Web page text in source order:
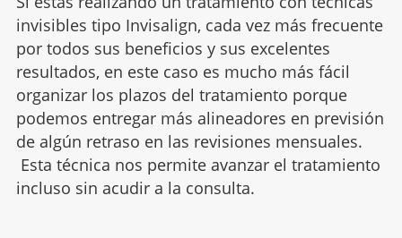
invisibles tipo Invisalign, cada vez más frecuente
por todos sus beneficios y sus excelentes
resultados, en este caso es mucho más fácil
organizar los plazos del tratamiento porque
podemos entregar más alineadores en previsión
de algún retraso en las revisiones mensuales.
Esta técnica nos permite avanzar el tratamiento
incluso sin acudir a la consulta.